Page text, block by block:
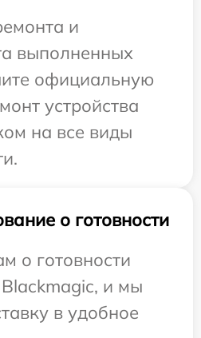
и
выполненных
официальную
устройства
на все виды
о готовности
о готовности
и мы
в удобное